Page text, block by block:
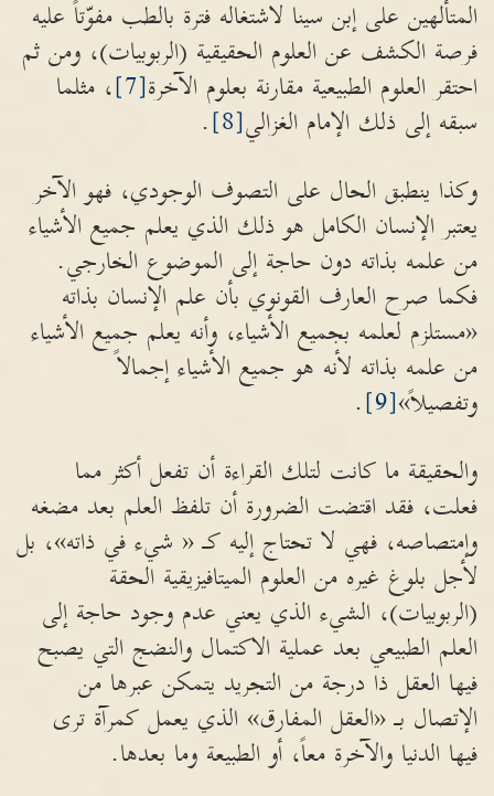
المتألهين على إبن سينا لاشتغاله فترة بالطب مفوّتاً عليه
فرصة الكشف عن العلوم الحقيقية (الربوبيات)، ومن ثم
احتقر العلوم الطبيعية مقارنة بعلوم الآخرة[7]
، مثلما
سبقه إلى ذلك الإمام الغزالي[8]
.
وكذا ينطبق الحال على التصوف الوجودي، فهو الآخر
يعتبر الإنسان الكامل هو ذلك الذي يعلم جميع الأشياء
من علمه بذاته دون حاجة إلى الموضوع الخارجي.
فكما صرح العارف القونوي بأن علم الإنسان بذاته
«مستلزم لعلمه بجميع الأشياء، وأنه يعلم جميع الأشياء
من علمه بذاته لأنه هو جميع الأشياء إجمالاً
وتفصيلاً»[9]
.
والحقيقة ما كانت لتلك القراءة أن تفعل أكثر مما
فعلت، فقد اقتضت الضرورة أن تلفظ العلم بعد مضغه
وإمتصاصه، فهي لا تحتاج إليه كـ « شيء في ذاته»، بل
لأجل بلوغ غيره من العلوم الميتافيزيقية الحقة
(الربوبيات)، الشيء الذي يعني عدم وجود حاجة إلى
العلم الطبيعي بعد عملية الاكتمال والنضج التي يصبح
فيها العقل ذا درجة من التجريد يتمكن عبرها من
الإتصال بـ «العقل المفارق» الذي يعمل كمرآة ترى
فيها الدنيا والآخرة معاً، أو الطبيعة وما بعدها.